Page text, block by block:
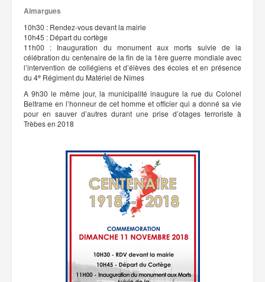
Aimargues
10h30 : Rendez-vous devant la mairie
10h45 : Départ du cortège
11h00 : Inauguration du monument aux morts suivie de la
célébration du centenaire de la fin de la 1ère guerre mondiale avec
l’intervention de collégiens et d’élèves des écoles et en présence
du 4e Régiment du Matériel de Nîmes
A 9h30 le même jour, la municipalité inaugure la rue du Colonel
Beltrame en l’honneur de cet homme et officier qui a donné sa vie
pour en sauver d’autres durant une prise d’otages terroriste à
Trèbes en 2018